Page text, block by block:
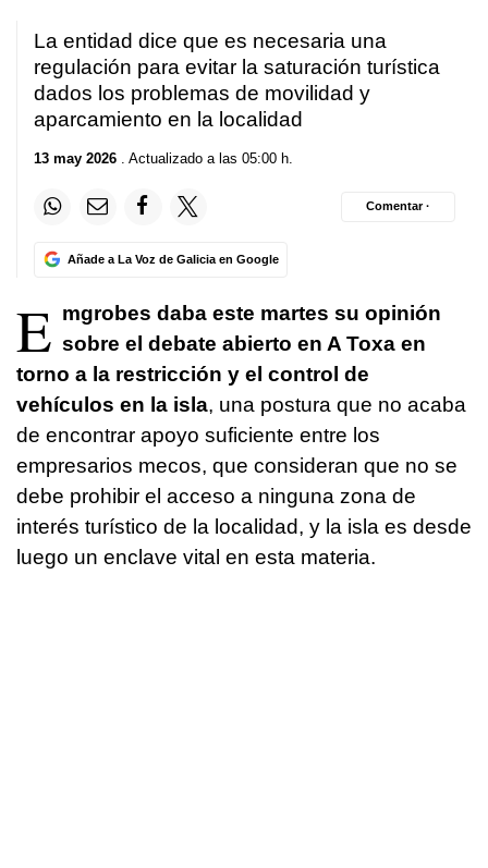
La entidad dice que es necesaria una
regulación para evitar la saturación turística
dados los problemas de movilidad y
aparcamiento en la localidad
13 may 2026 . Actualizado a las 05:00 h.
Añade a La Voz de Galicia en Google
Comentar ·
E mgrobes daba este martes su opinión
sobre el debate abierto en A Toxa en
torno a la restricción y el control de
vehículos en la isla, una postura que no acaba
de encontrar apoyo suficiente entre los
empresarios mecos, que consideran que no se
debe prohibir el acceso a ninguna zona de
interés turístico de la localidad, y la isla es desde
luego un enclave vital en esta materia.